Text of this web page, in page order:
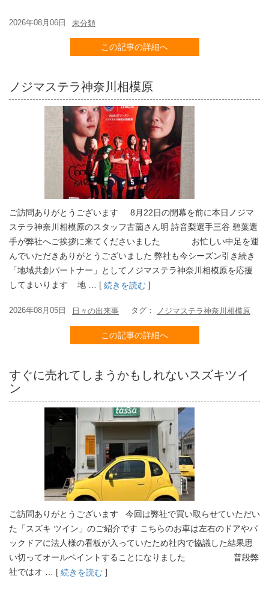
2026年08月06日 未分類
この記事の詳細へ
ノジマステラ神奈川相模原
ご訪問ありがとうございます 8月22日の開幕を前に本日ノジマ
ステラ神奈川相模原のスタッフ古薗さん明 詩音梨選手三谷 碧葉選
手が弊社へご挨拶に来てくださいました お忙しい中足を運
んでいただきありがとうございました 弊社も今シーズン引き続き
「地域共創パートナー」としてノジマステラ神奈川相模原を応援
してまいります 地 … [ 続きを読む ]
2026年08月05日 日々の出来事 タグ： ノジマステラ神奈川相模原
この記事の詳細へ
すぐに売れてしまうかもしれないスズキツイ
ン
ご訪問ありがとうございます 今回は弊社で買い取らせていただい
た「スズキ ツイン」のご紹介です こちらのお車は左右のドアやバ
ックドアに法人様の看板が入っていたため社内で協議した結果思
い切ってオールペイントすることになりました 普段弊
社ではオ … [ 続きを読む ]